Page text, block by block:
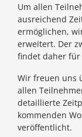
Um allen
ausreichend
ermöglichen,
erweitert. Der
findet daher für
Wir freuen uns
allen
detaillierte
kommenden
veröffentlicht.